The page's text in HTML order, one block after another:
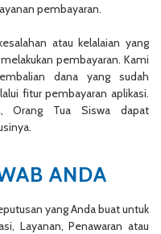
pembayaran.
atau kelalaian yang
pembayaran. Kami
dana yang sudah
fitur pembayaran aplikasi.
Orang Tua Siswa dapat
ANDA
yang Anda buat untuk
Layanan, Penawaran atau